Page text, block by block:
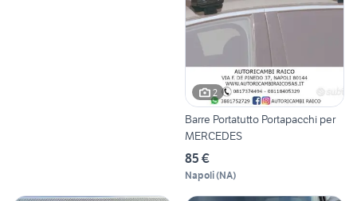
2
Barre Portatutto Portapacchi per
MERCEDES
85 €
Napoli(NA)